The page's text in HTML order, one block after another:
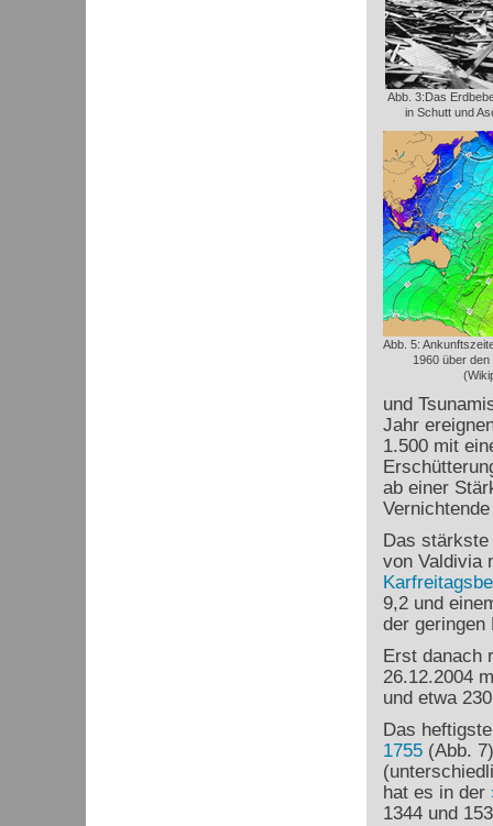
Abb. 3:Das
in Schutt und
Abb. 5:
1960 über
und
Jahr
1.500 mit
ab einer
Das stärkste
von Valdivia
9,2 und
der geringen
Erst danach
26.12.2004
und etwa
Das
1755(Abb. 7)
hat es in der
1344 und